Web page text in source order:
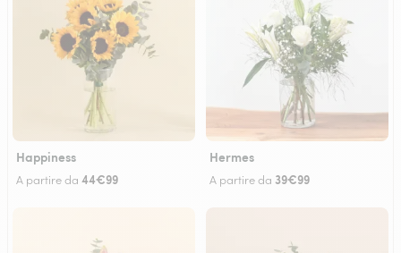
Happiness
A partire da 44€99
Hermes
A partire da 39€99